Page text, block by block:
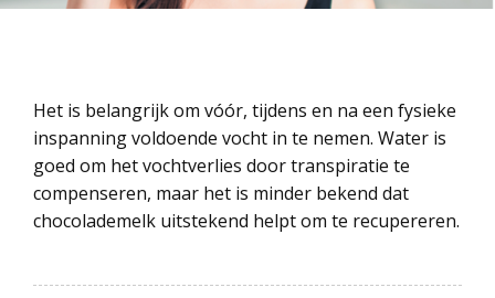
Het is belangrijk om vóór, tijdens en na een fysieke
inspanning voldoende vocht in te nemen. Water is
goed om het vochtverlies door transpiratie te
compenseren, maar het is minder bekend dat
chocolademelk uitstekend helpt om te recupereren.